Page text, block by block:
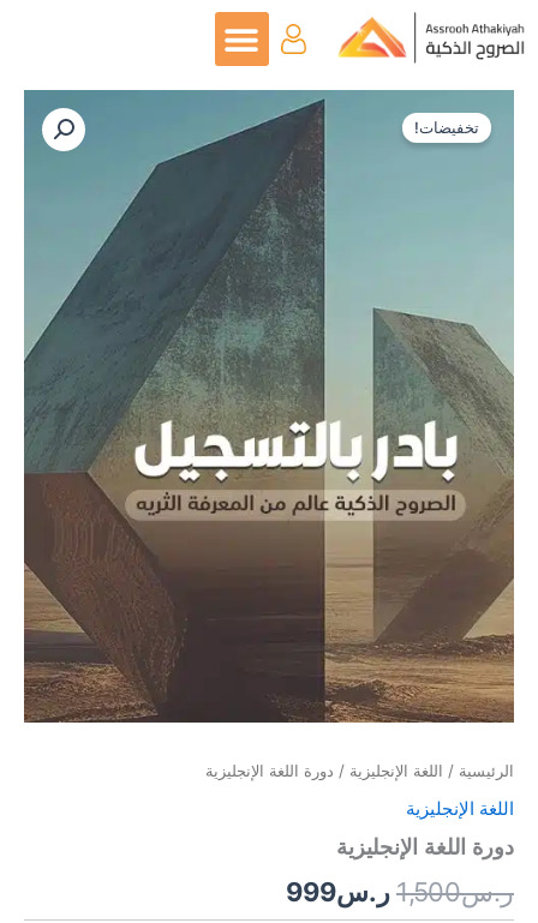
إلى
تخفيضات!
الرئيسية / اللغة الإنجليزية / دورة اللغة الإنجليزية
اللغة الإنجليزية
دورة اللغة الإنجليزية
ر.س1,500
الأصلي
ر.س999
السعر
الحالي
هو:
ر.س999.